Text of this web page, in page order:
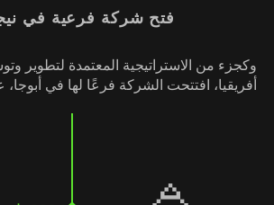
فتح شركة فرعية في
وكجزء من الاستراتيجية المعتمدة لتطوير
أفريقيا، افتتحت الشركة فرعًا لها في أبوجا،